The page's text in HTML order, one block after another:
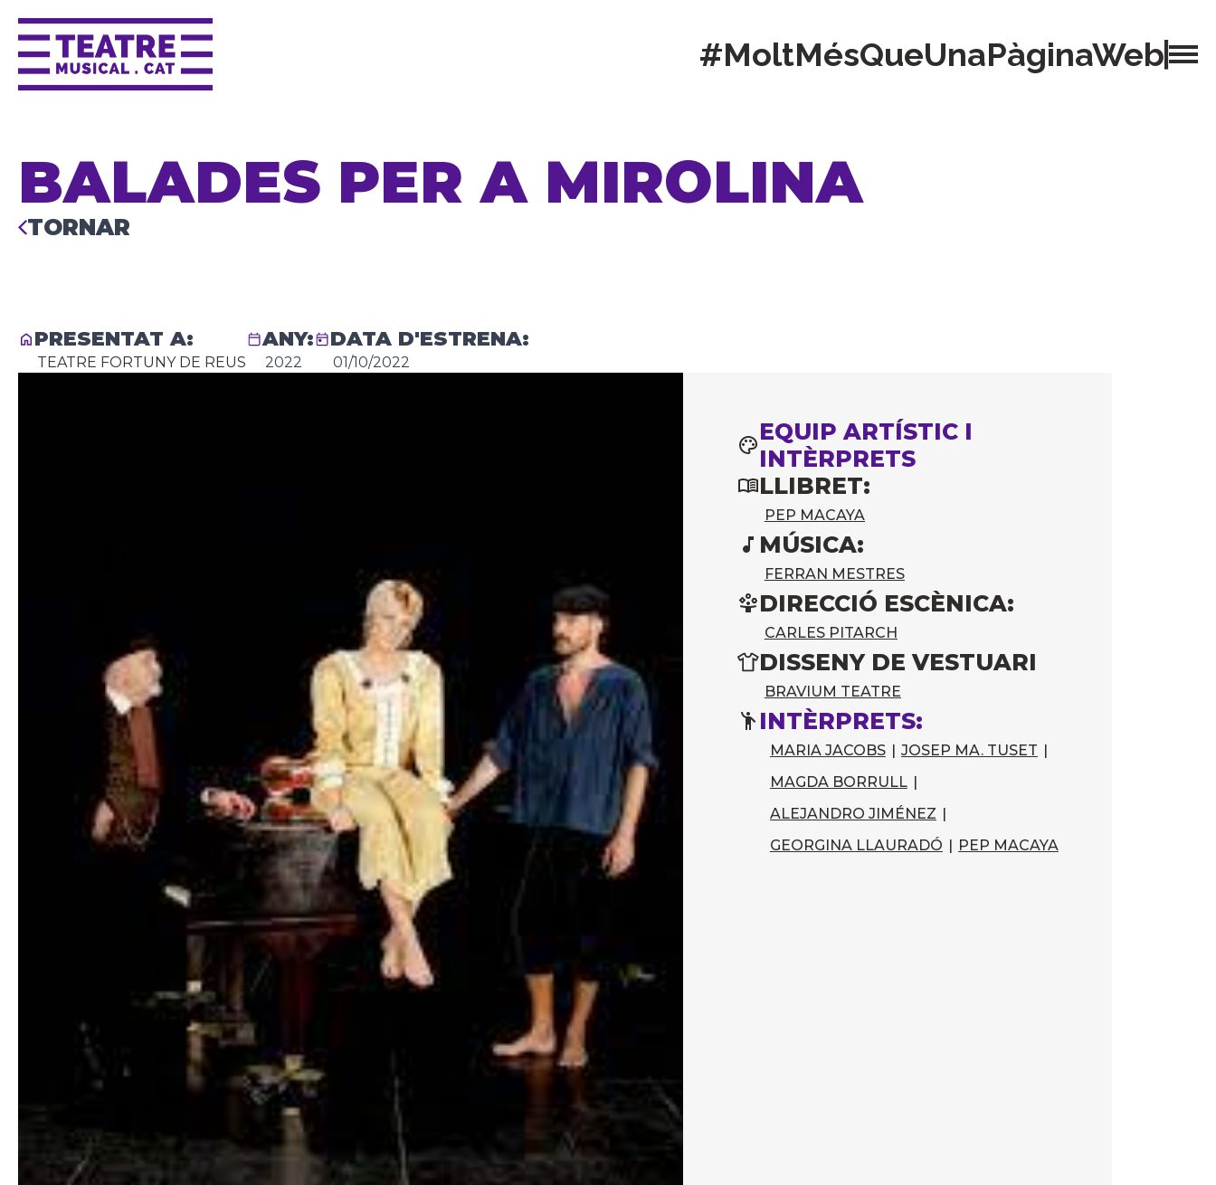
#MoltMésQueUnaPàginaWeb
BALADES PER A MIROLINA
TORNAR
PRESENTAT A:
TEATRE FORTUNY DE REUS
ANY:
2022
DATA D'ESTRENA:
01/10/2022
EQUIP ARTÍSTIC I
INTÈRPRETS
LLIBRET:
PEP MACAYA
MÚSICA:
FERRAN MESTRES
DIRECCIÓ ESCÈNICA:
CARLES PITARCH
DISSENY DE VESTUARI
BRAVIUM TEATRE
INTÈRPRETS:
MARIA JACOBS | JOSEP MA. TUSET |
MAGDA BORRULL |
ALEJANDRO JIMÉNEZ |
GEORGINA LLAURADÓ | PEP MACAYA